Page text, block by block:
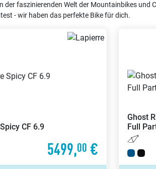
der faszinierenden Welt der Mountainbikes und
- wir haben das perfekte Bike für dich.
Spicy CF 6.9
5499,00 €
Ghost
Full